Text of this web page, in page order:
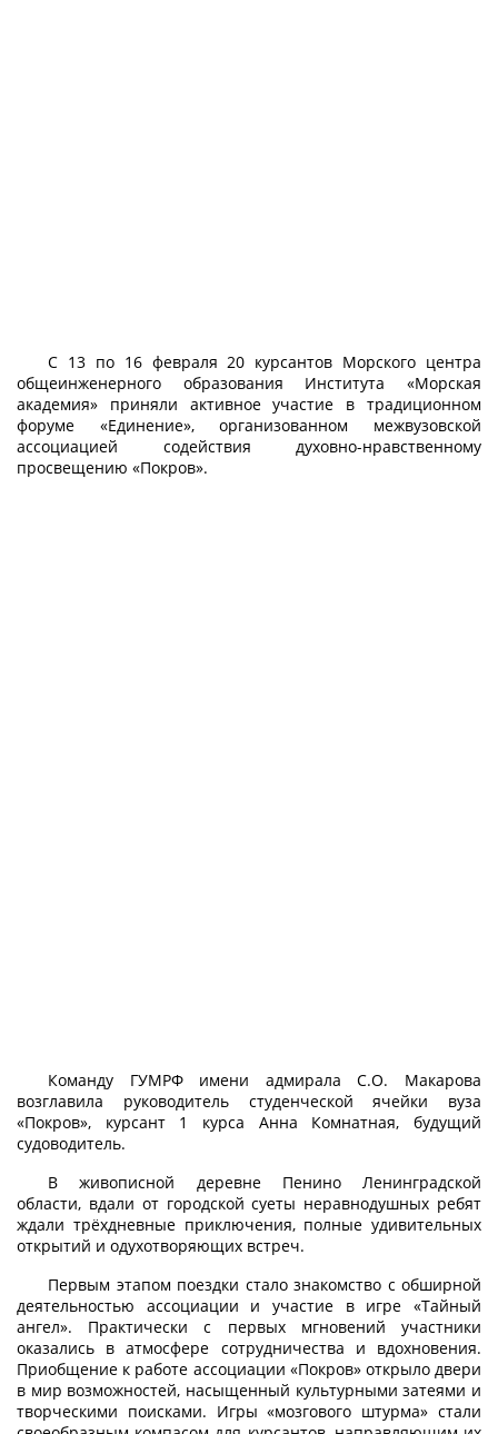
С 13 по 16 февраля 20 курсантов Морского центра
общеинженерного образования Института «Морская
академия» приняли активное участие в традиционном
форуме «Единение», организованном межвузовской
ассоциацией содействия духовно-нравственному
просвещению «Покров».
Команду ГУМРФ имени адмирала С.О. Макарова
возглавила руководитель студенческой ячейки вуза
«Покров», курсант 1 курса Анна Комнатная, будущий
судоводитель.
В живописной деревне Пенино Ленинградской
области, вдали от городской суеты неравнодушных ребят
ждали трёхдневные приключения, полные удивительных
открытий и одухотворяющих встреч.
Первым этапом поездки стало знакомство с обширной
деятельностью ассоциации и участие в игре «Тайный
ангел». Практически с первых мгновений участники
оказались в атмосфере сотрудничества и вдохновения.
Приобщение к работе ассоциации «Покров» открыло двери
в мир возможностей, насыщенный культурными затеями и
творческими поисками. Игры «мозгового штурма» стали